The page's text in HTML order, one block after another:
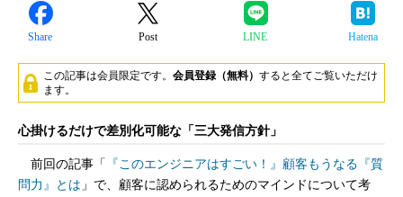
Share Post LINE Hatena
この記事は会員限定です。 会員登録（無料） すると全てご覧いただけ
ます。
心掛けるだけで差別化可能な「三大発信方針」
前回の記事「
『このエンジニアはすごい！』顧客もうなる『質
問力』とは 」で、顧客に認められるためのマインドについて考